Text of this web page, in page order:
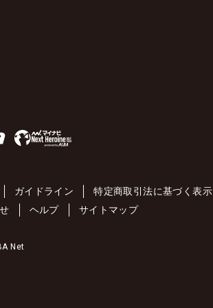
ガイドライン
特定商取引法に基づく表示
ヘルプ サイトマップ
Net